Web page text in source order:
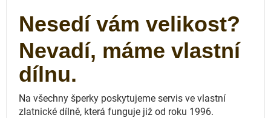
Nesedí vám velikost?
Nevadí, máme vlastní
dílnu.
Na všechny šperky poskytujeme servis ve vlastní
zlatnické dílně, která funguje již od roku 1996.